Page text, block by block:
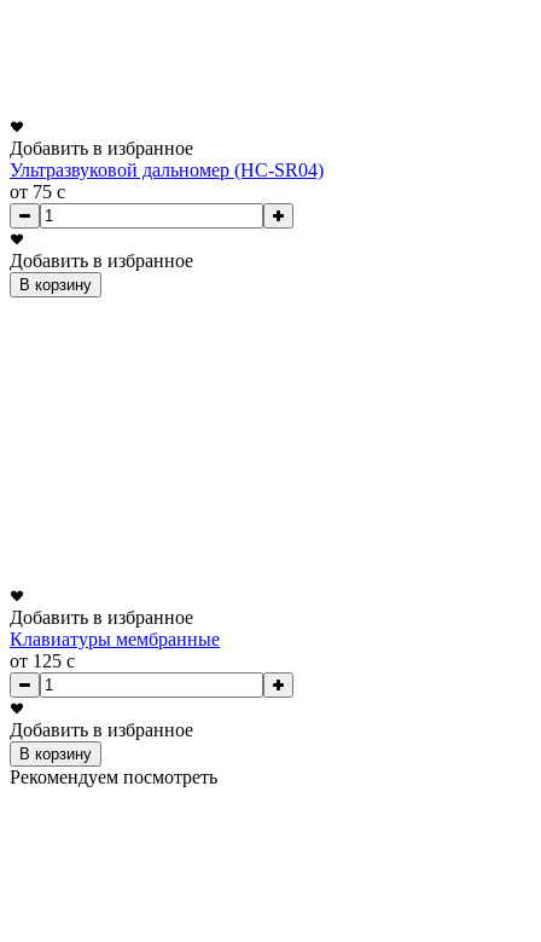
Добавить в избранное
Ультразвуковой дальномер (HC-SR04)
от 75 c
Добавить в избранное
В корзину
Добавить в избранное
Клавиатуры мембранные
от 125 c
Добавить в избранное
В корзину
Рекомендуем посмотреть